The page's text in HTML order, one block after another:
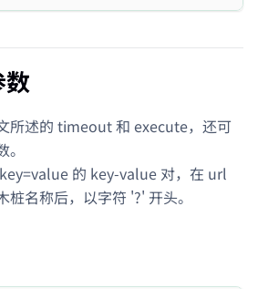
所述的 timeout 和 execute，还可
的 key-value 对，在 url
名称后，以字符 '?' 开头。